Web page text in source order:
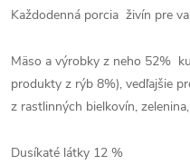
Každodenná porcia živín pre
Mäso a výrobky z neho 52%
produkty z rýb 8%), vedľajšie
z rastlinných bielkovín,
Dusíkaté látky 12 %